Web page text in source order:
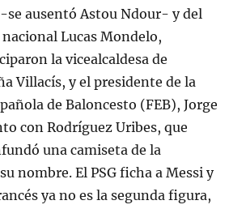
se ausentó Astou Ndour- y del
Lucas Mondelo,
la vicealcaldesa de
Villacís, y el presidente de la
de Baloncesto (FEB), Jorge
con Rodríguez Uribes, que
una camiseta de la
nombre. El PSG ficha a Messi y
ya no es la segunda figura,